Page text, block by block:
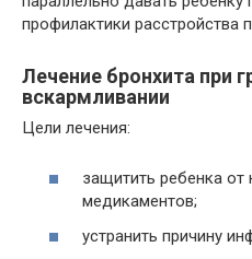
профилактики расстройства
Лечение бронхита при
вскармливании
Цели лечения:
защитить ребенка от
медикаментов;
устранить причину